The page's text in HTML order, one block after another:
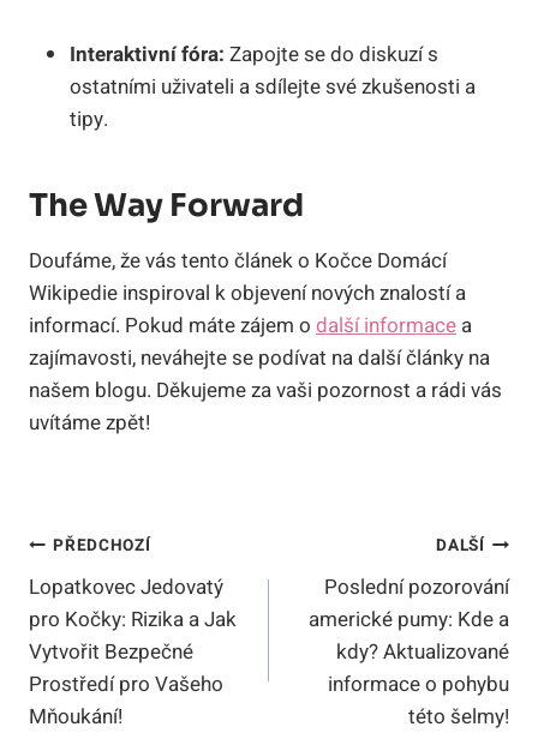
Interaktivní fóra: Zapojte se do diskuzí s
ostatními uživateli a sdílejte své zkušenosti a
tipy.
The Way Forward
Doufáme, že vás tento článek o Kočce Domácí
Wikipedie inspiroval k objevení nových znalostí a
informací. Pokud máte zájem o další informace a
zajímavosti, neváhejte se podívat na další články na
našem blogu. Děkujeme za vaši pozornost a rádi vás
uvítáme zpět!
Navigace
Pro
Příspěvek
PŘEDCHOZÍ
Lopatkovec Jedovatý
pro Kočky: Rizika a Jak
Vytvořit Bezpečné
Prostředí pro Vašeho
Mňoukání!
DALŠÍ
Poslední pozorování
americké pumy: Kde a
kdy? Aktualizované
informace o pohybu
této šelmy!